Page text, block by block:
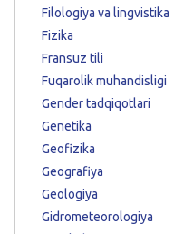
Filologiya va lingvistika
Fizika
Fransuz tili
Fuqarolik muhandisligi
Gender tadqiqotlari
Genetika
Geofizika
Geografiya
Geologiya
Gidrometeorologiya